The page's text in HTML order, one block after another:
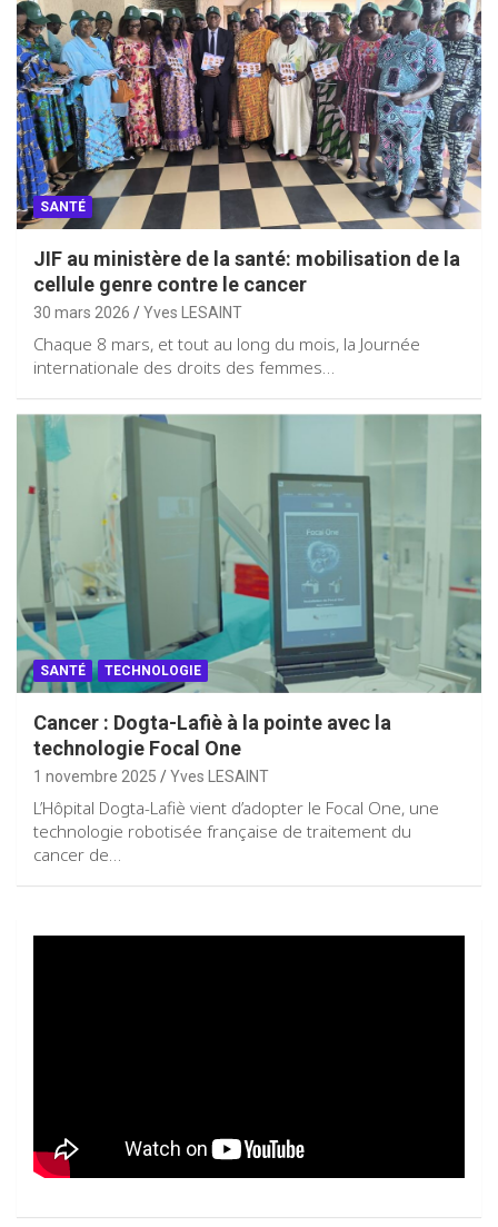
SANTÉ
JIF au ministère de la santé: mobilisation de la
cellule genre contre le cancer
30 mars 2026 Yves LESAINT
Chaque 8 mars, et tout au long du mois, la Journée
internationale des droits des femmes…
SANTÉ TECHNOLOGIE
Cancer : Dogta-Lafiè à la pointe avec la
technologie Focal One
1 novembre 2025 Yves LESAINT
L’Hôpital Dogta-Lafiè vient d’adopter le Focal One, une
technologie robotisée française de traitement du
cancer de…